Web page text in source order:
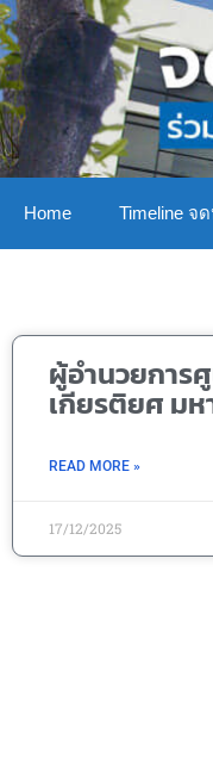
Home Timeline จ
ผู้อำนวยการ
เกียรติยศ ม
READ MORE »
17/12/2025